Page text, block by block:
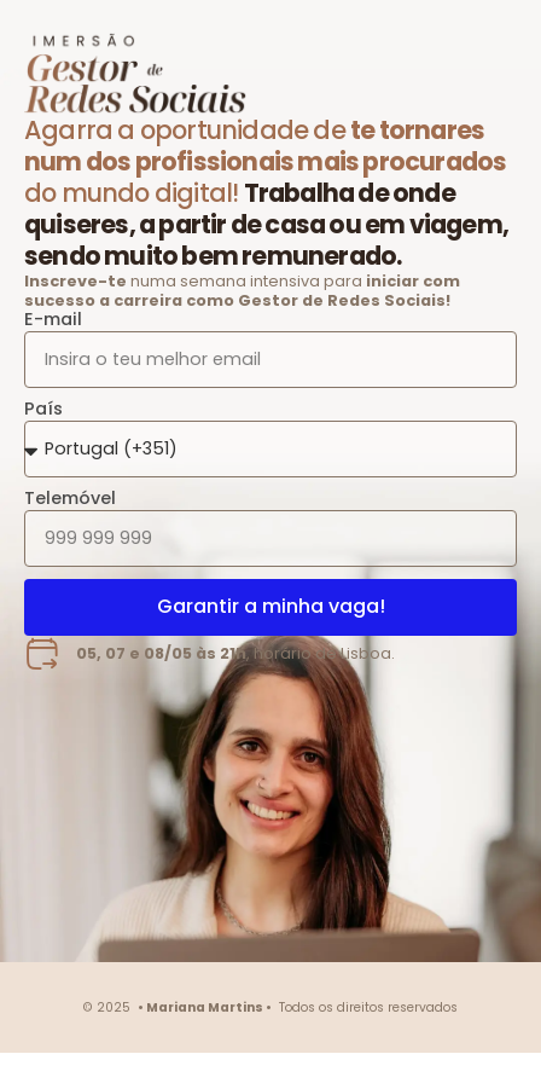
Agarra a oportunidade dete tornares
num dos profissionais mais procurados
do mundo digital! Trabalha de onde
quiseres, a partir de casa ou em viagem,
sendo muito bem remunerado.
Inscreve-te numa semana intensiva para iniciar com
sucesso a carreira como Gestor de Redes Sociais!
E-mail
País
Telemóvel
Garantir a minha vaga!
05, 07 e 08/05 às 21h, horário de Lisboa.
© 2025 • Mariana Martins • Todos os direitos reservados